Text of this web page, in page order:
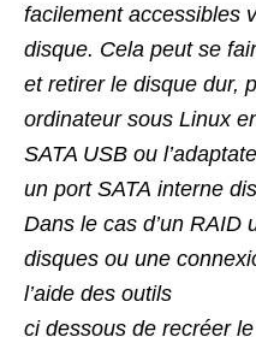
facilement accessibles
disque. Cela peut se
et retirer le disque dur,
ordinateur sous Linux
SATA USB ou
un port SATA interne
Dans le cas d’un RAID
disques ou une
l’aide des outils
ci dessous de recréer